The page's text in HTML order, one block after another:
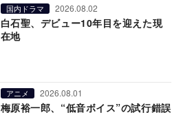
国内ドラマ 2026.08.02
白石聖、デビュー10年目を迎えた現
在地
アニメ 2026.08.01
梅原裕一郎、“低音ボイス”の試行錯誤